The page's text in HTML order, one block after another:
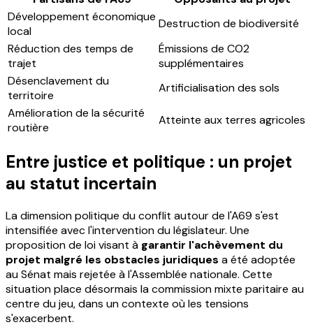
Développement économique
local
Destruction de biodiversité
Réduction des temps de
trajet
Émissions de CO2
supplémentaires
Désenclavement du
territoire
Artificialisation des sols
Amélioration de la sécurité
routière
Atteinte aux terres agricoles
Entre justice et politique : un projet
au statut incertain
La dimension politique du conflit autour de l'A69 s'est
intensifiée avec l'intervention du législateur. Une
proposition de loi visant à garantir l'achèvement du
projet malgré les obstacles juridiques a été adoptée
au Sénat mais rejetée à l'Assemblée nationale. Cette
situation place désormais la commission mixte paritaire au
centre du jeu, dans un contexte où les tensions
s'exacerbent.